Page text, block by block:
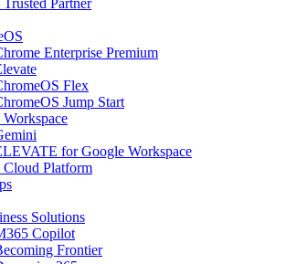
Partner
Enterprise Premium
Flex
Jump Start
for Google Workspace
Cloud Platform
Solutions
Copilot
Frontier